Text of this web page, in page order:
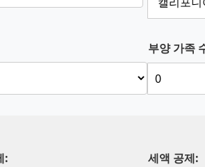
부양 가족
:
세액 공제: